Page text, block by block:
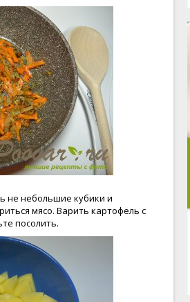
не небольшие кубики и
мясо. Варить картофель с
посолить.